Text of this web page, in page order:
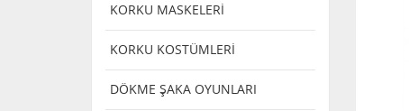
KORKU MASKELERİ
KORKU KOSTÜMLERİ
DÖKME ŞAKA OYUNLARI